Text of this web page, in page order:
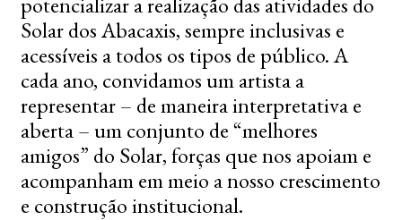
Solar dos Abacaxis, sempre inclusivas e
acessíveis a todos os tipos de público. A
cada ano, convidamos um artista a
representar – de maneira interpretativa e
aberta – um conjunto de “melhores
amigos” do Solar, forças que nos apoiam e
acompanham em meio a nosso crescimento
e construção institucional.